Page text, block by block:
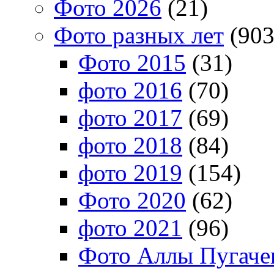
Фото 2026 (21)
Фото разных лет
Фото 2015 (31)
фото 2016 (70)
фото 2017 (69)
фото 2018 (84)
фото 2019 (154)
Фото 2020 (62)
фото 2021 (96)
Фото Аллы